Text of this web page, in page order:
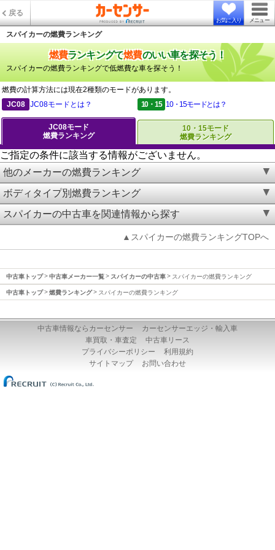
戻る
お気に入り メニュー
スパイカーの燃費ランキング
燃費ランキングで燃費のいい車を探そう！
スパイカーの燃費ランキングで低燃費な車を探そう！
燃費の計算方法には現在2種類のモードがあります。
JC08
JC08モードとは？ 10・15 10・15モードとは？
JC08モード
燃費ランキング
10・15モード
燃費ランキング
ご指定の条件に該当する情報がございません。
他のメーカーの燃費ランキング
ボディタイプ別燃費ランキング
スパイカーの中古車を関連情報から探す
▲スパイカーの燃費ランキングTOPへ
中古車トップ 中古車メーカー一覧 スパイカーの中古車 スパイカーの燃費ランキング
中古車トップ 燃費ランキング スパイカーの燃費ランキング
中古車情報ならカーセンサー
カーセンサーエッジ・輸入車
車買取・車査定
中古車リース
プライバシーポリシー
利用規約
サイトマップ
お問い合わせ